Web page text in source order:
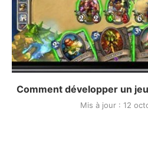
Comment développer un
Mis à jour : 12